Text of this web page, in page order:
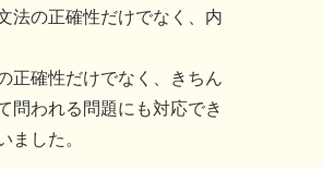
法の正確性だけでなく、内
正確性だけでなく、きちん
問われる問題にも対応でき
ました。